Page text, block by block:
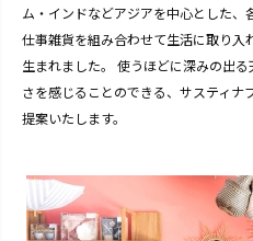
ム・インドなどアジアを中心とした
仕事雑貨を組み合わせて生活に取り
生まれました。 使うほどに深みの出
さを感じることのできる、サスティ
提案いたします。